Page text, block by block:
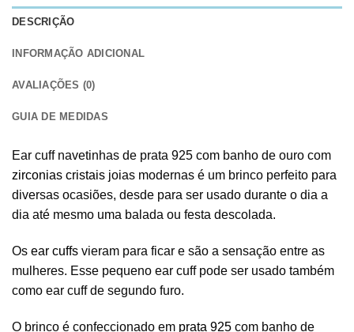
DESCRIÇÃO
INFORMAÇÃO ADICIONAL
AVALIAÇÕES (0)
GUIA DE MEDIDAS
Ear cuff navetinhas de prata 925 com banho de ouro com
zirconias cristais joias modernas é um brinco perfeito para
diversas ocasiões, desde para ser usado durante o dia a
dia até mesmo uma balada ou festa descolada.
Os ear cuffs vieram para ficar e são a sensação entre as
mulheres. Esse pequeno ear cuff pode ser usado também
como ear cuff de segundo furo.
O brinco é confeccionado em prata 925 com banho de